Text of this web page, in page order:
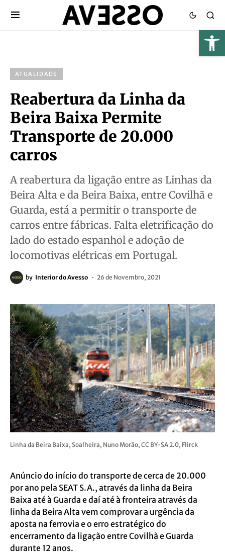
ATUALIDADE
Reabertura da Linha da
Beira Baixa Permite
Transporte de 20.000
carros
A reabertura da ligação entre as Linhas da
Beira Alta e da Beira Baixa, entre Covilhã e
Guarda, está a permitir o transporte de
carros entre fábricas. Falta eletrificação do
lado do estado espanhol e adoção de
locomotivas elétricas em Portugal.
by Interior do Avesso 26 de Novembro, 2021
Linha da Beira Baixa, Soalheira, Nuno Morão, CC BY-SA 2.0, Flirck
Anúncio do início do transporte de cerca de 20.000
por ano pela SEAT S.A., através da linha da Beira
Baixa até à Guarda e daí até à fronteira através da
linha da Beira Alta vem comprovar a urgência da
aposta na ferrovia e o erro estratégico do
encerramento da ligação entre Covilhã e Guarda
durante 12 anos.